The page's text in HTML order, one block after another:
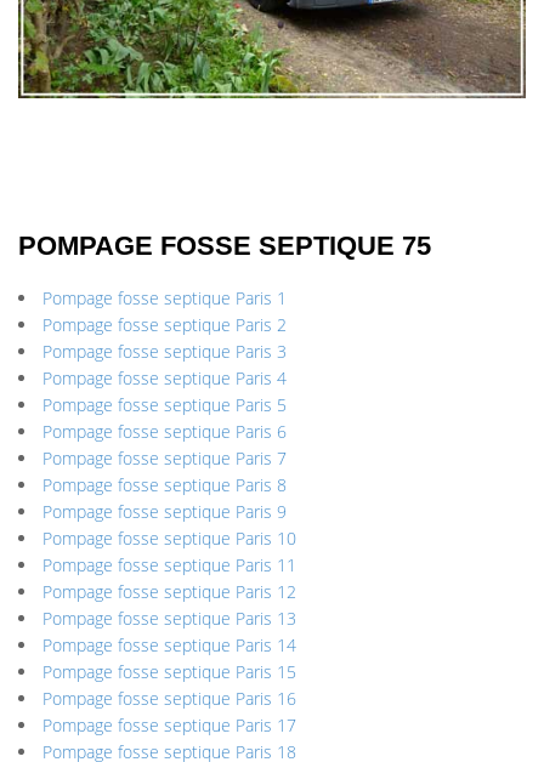
POMPAGE FOSSE SEPTIQUE 75
Pompage fosse septique Paris 1
Pompage fosse septique Paris 2
Pompage fosse septique Paris 3
Pompage fosse septique Paris 4
Pompage fosse septique Paris 5
Pompage fosse septique Paris 6
Pompage fosse septique Paris 7
Pompage fosse septique Paris 8
Pompage fosse septique Paris 9
Pompage fosse septique Paris 10
Pompage fosse septique Paris 11
Pompage fosse septique Paris 12
Pompage fosse septique Paris 13
Pompage fosse septique Paris 14
Pompage fosse septique Paris 15
Pompage fosse septique Paris 16
Pompage fosse septique Paris 17
Pompage fosse septique Paris 18